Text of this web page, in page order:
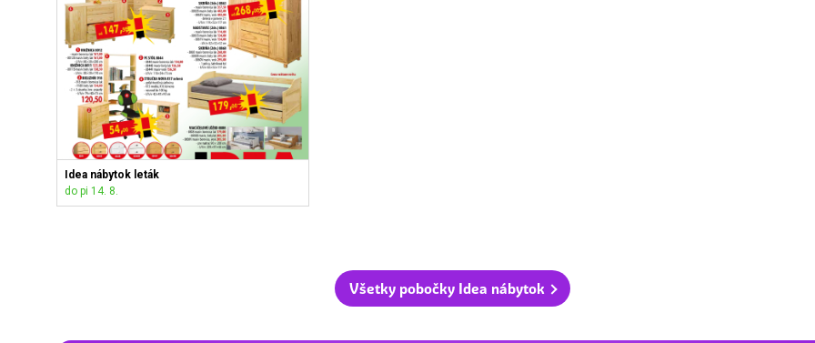
Idea nábytok leták
do pi 14. 8.
Všetky pobočky Idea nábytok